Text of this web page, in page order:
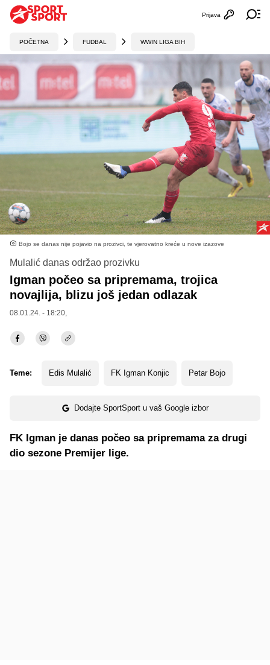
Otvori
Prijava
POČETNA FUDBAL WWIN LIGA BIH
Bojo se danas nije pojavio na prozivci, te vjerovatno kreće u nove izazove
Mulalić danas održao prozivku
Igman počeo sa pripremama, trojica
novajlija, blizu još jedan odlazak
08.01.24. - 18:20,
Teme: Edis Mulalić FK Igman Konjic Petar Bojo
Dodajte SportSport u vaš Google izbor
FK Igman je danas počeo sa pripremama za drugi
dio sezone Premijer lige.